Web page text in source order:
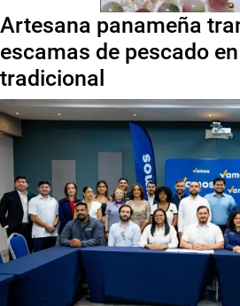
Artesana panameña
escamas de pescado
tradicional